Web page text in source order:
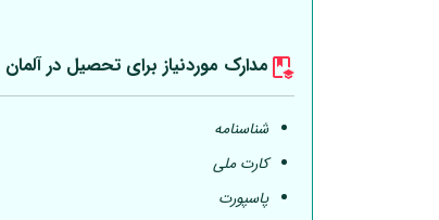
مدارک موردنیاز برای تحصیل درآلمان
شناسنامه
کارت ملی
پاسپورت